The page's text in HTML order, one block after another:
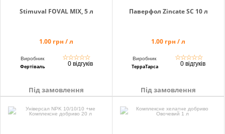
Stimuval FOVAL MIX, 5 л
1.00 грн / л
Виробник
Фертіваль
☆☆☆☆☆
0 відгуків
Під замовлення
Паверфол Zincate SC 10 л
1.00 грн / л
Виробник
ТерраТарса
☆☆☆☆☆
0 відгуків
Під замовлення